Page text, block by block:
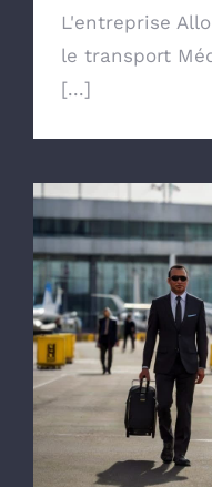
L'entreprise
le transport
[...]
Votre
de